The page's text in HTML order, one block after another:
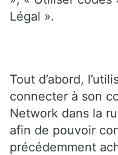
Légal ».
Tout d’abord,
connecter à son
Network dans la
afin de pouvoir
précédemment